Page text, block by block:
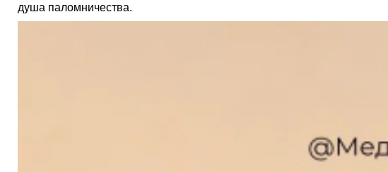
душа паломничества.